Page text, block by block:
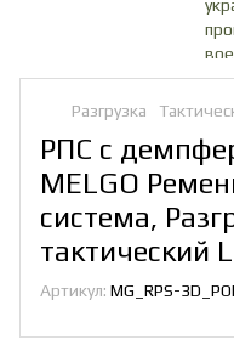
Разгрузка
РПС с
MELGO
система,
тактический L
Артикул: MG_RPS-